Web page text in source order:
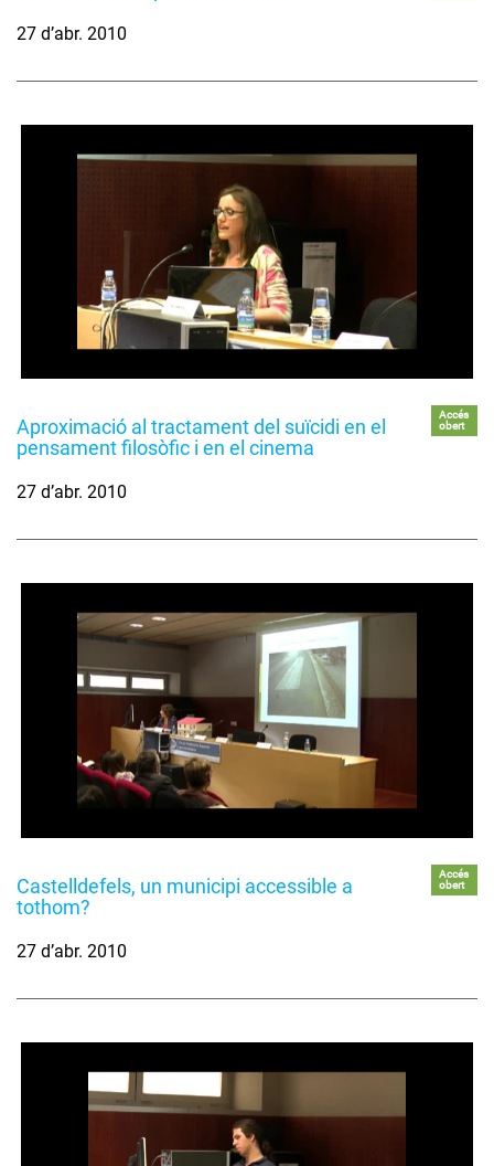
27 d’abr. 2010
Aproximació al tractament del suïcidi en el
pensament filosòfic i en el cinema
Accés
obert
27 d’abr. 2010
Castelldefels, un municipi accessible a
tothom?
Accés
obert
27 d’abr. 2010